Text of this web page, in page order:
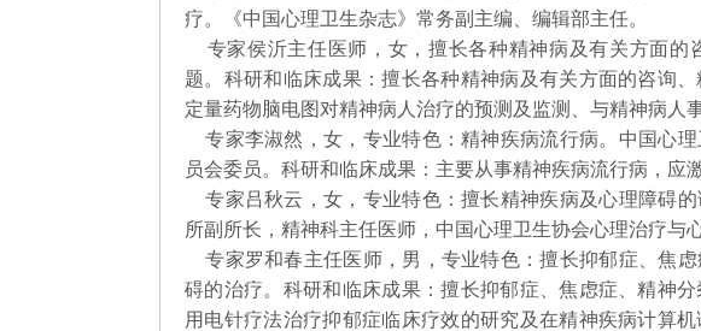
疗。《中国心理卫生杂志》常务副主编、编辑部主任。
专家侯沂主任医师，女，擅长各种精神病及有关方面的
题。科研和临床成果：擅长各种精神病及有关方面的咨询
定量药物脑电图对精神病人治疗的预测及监测、与精神病人
专家李淑然，女，专业特色：精神疾病流行病。中国心
员会委员。科研和临床成果：主要从事精神疾病流行病，应
专家吕秋云，女，专业特色：擅长精神疾病及心理障碍
所副所长，精神科主任医师，中国心理卫生协会心理治疗与
专家罗和春主任医师，男，专业特色：擅长抑郁症、焦
碍的治疗。科研和临床成果：擅长抑郁症、焦虑症、精神
用电针疗法治疗抑郁症临床疗效的研究及在精神疾病计算